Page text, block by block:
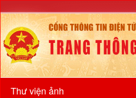
Thư viện ảnh